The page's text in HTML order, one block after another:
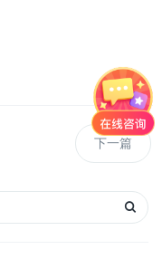
下一篇